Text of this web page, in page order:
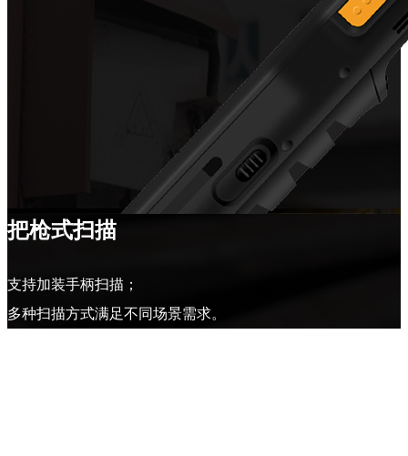
把枪式扫描
支持加装手柄扫描；
多种扫描方式满足不同场景需求。